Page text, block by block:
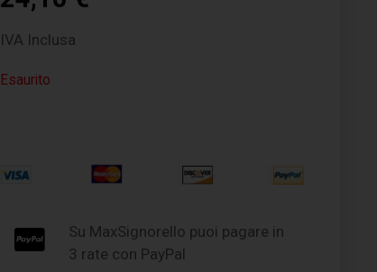
IVA Inclusa
Esaurito
Su MaxSignorello puoi pagare in
3 rate con PayPal